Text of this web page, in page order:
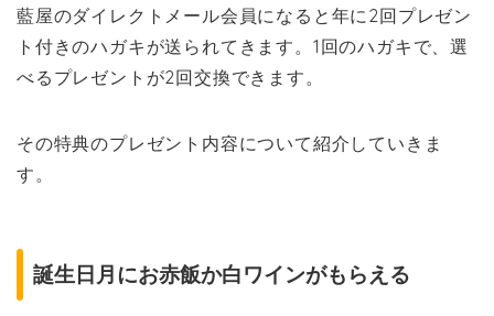
藍屋のダイレクトメール会員になると年に2回プレゼン
ト付きのハガキが送られてきます。1回のハガキで、選
べるプレゼントが2回交換できます。
その特典のプレゼント内容について紹介していきま
す。
誕生日月にお赤飯か白ワインがもらえる